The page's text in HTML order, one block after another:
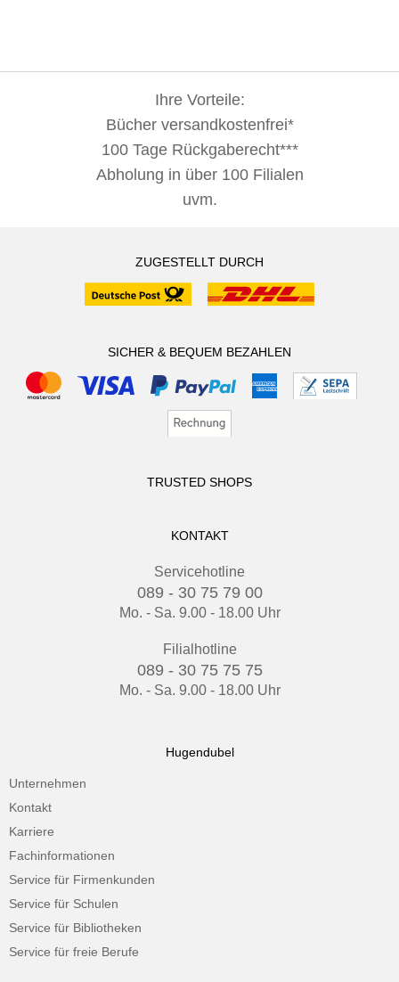
Ihre Vorteile:
Bücher versandkostenfrei*
100 Tage Rückgaberecht***
Abholung in über 100 Filialen
uvm.
ZUGESTELLT DURCH
SICHER & BEQUEM BEZAHLEN
TRUSTED SHOPS
KONTAKT
Servicehotline
089 - 30 75 79 00
Mo. - Sa. 9.00 - 18.00 Uhr
Filialhotline
089 - 30 75 75 75
Mo. - Sa. 9.00 - 18.00 Uhr
Hugendubel
Unternehmen
Kontakt
Karriere
Fachinformationen
Service für Firmenkunden
Service für Schulen
Service für Bibliotheken
Service für freie Berufe